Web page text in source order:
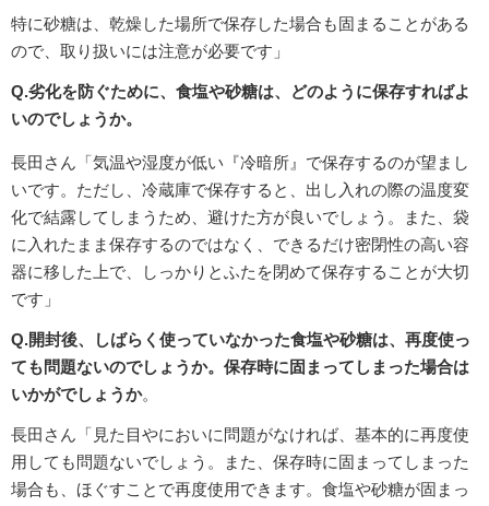
特に砂糖は、乾燥した場所で保存した場合も固まることがある
ので、取り扱いには注意が必要です」
Q.劣化を防ぐために、食塩や砂糖は、どのように保存すればよ
いのでしょうか。
長田さん「気温や湿度が低い『冷暗所』で保存するのが望まし
いです。ただし、冷蔵庫で保存すると、出し入れの際の温度変
化で結露してしまうため、避けた方が良いでしょう。また、袋
に入れたまま保存するのではなく、できるだけ密閉性の高い容
器に移した上で、しっかりとふたを閉めて保存することが大切
です」
Q.開封後、しばらく使っていなかった食塩や砂糖は、再度使っ
ても問題ないのでしょうか。保存時に固まってしまった場合は
いかがでしょうか。
長田さん「見た目やにおいに問題がなければ、基本的に再度使
用しても問題ないでしょう。また、保存時に固まってしまった
場合も、ほぐすことで再度使用できます。食塩や砂糖が固まっ